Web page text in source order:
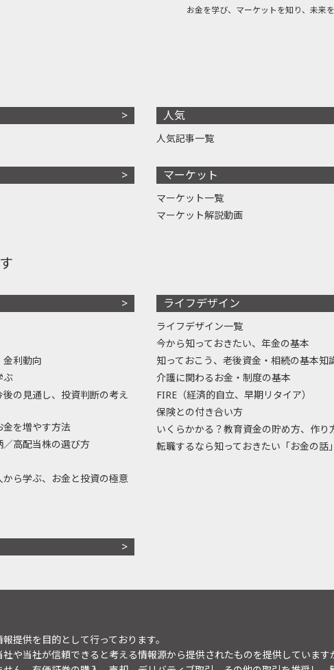
お金を学び、マーケットを知り、未来
人気
人気記事一覧
マーケット
マーケット一覧
マーケット解説動画
金利動向
ぶ
後の見通し、投資判断の考え
金を増やす方法
／高配当株の選び方
ら学ぶ、お金と投資の極意
ライフデザイン
ライフデザイン一覧
今から知っておきたい、年金の基本
知っておこう、老後資金・相続の基本知
介護に関わるお金・制度の基本
FIRE（経済的自立、早期リタイア）
保険との付き合い方
いくらかかる？教育資金の貯め方、作り
転職するなら知っておきたい「お金の話」
提供を目的として行っております。
や当社が信頼できると考える情報源から提供されたものを提供していま